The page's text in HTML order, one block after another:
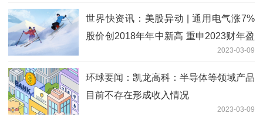
世界快资讯：美股异动 | 通用电气涨7%
股价创2018年年中新高 重申2023财年盈
2023-03-09
环球要闻：凯龙高科：半导体等领域产品
目前不存在形成收入情况
2023-03-09